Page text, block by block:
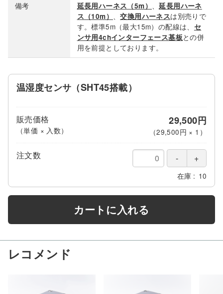
備考 延長用ハーネス（5m） 、延長用ハーネ
ス（10m） 、交換用ハーネスは別売りで
す。標準5m（最大15m）の配線は、 セ
ンサ用4chインターフェース基板との併
用を前提としております。
温湿度センサ（SHT45搭載）
販売価格
（単価 × 入数）
29,500円
（29,500円 × 1 ）
注文数
在庫 10
カートに入れる
レコメンド